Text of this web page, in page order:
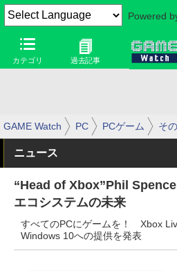
Powered
カテゴリ 過去記事
GAME Watch PC PCゲーム そ
ニュース
“Head of Xbox”Phil
エコシステムの未来
すべてのPCにゲームを！ Xbox
Windows 10への提供を発表